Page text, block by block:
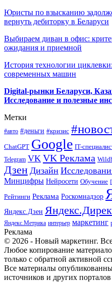
Юристы по взысканию
вернуть дебиторку в Беларуси
Выбираем диван в офис:
ожидания и приемной
История технологии
современных машин
Digital-рынки Беларуси,
Исследование и полезные
Метки
#авто #деньги #кризис
ChatGPT Google IT-
Telegram VK VK Реклама
Дзен Дизайн
Минцифры Нейросети Обучение
Рейтинги Реклама Роскомнадзор
Яндекс.Дзен
Яндекс.Метрика интерьер маркетинг
Реклама
© 2026 - Новый маркетинг.
Любое копирование
только с обратной активной
Все материалы
источников и других